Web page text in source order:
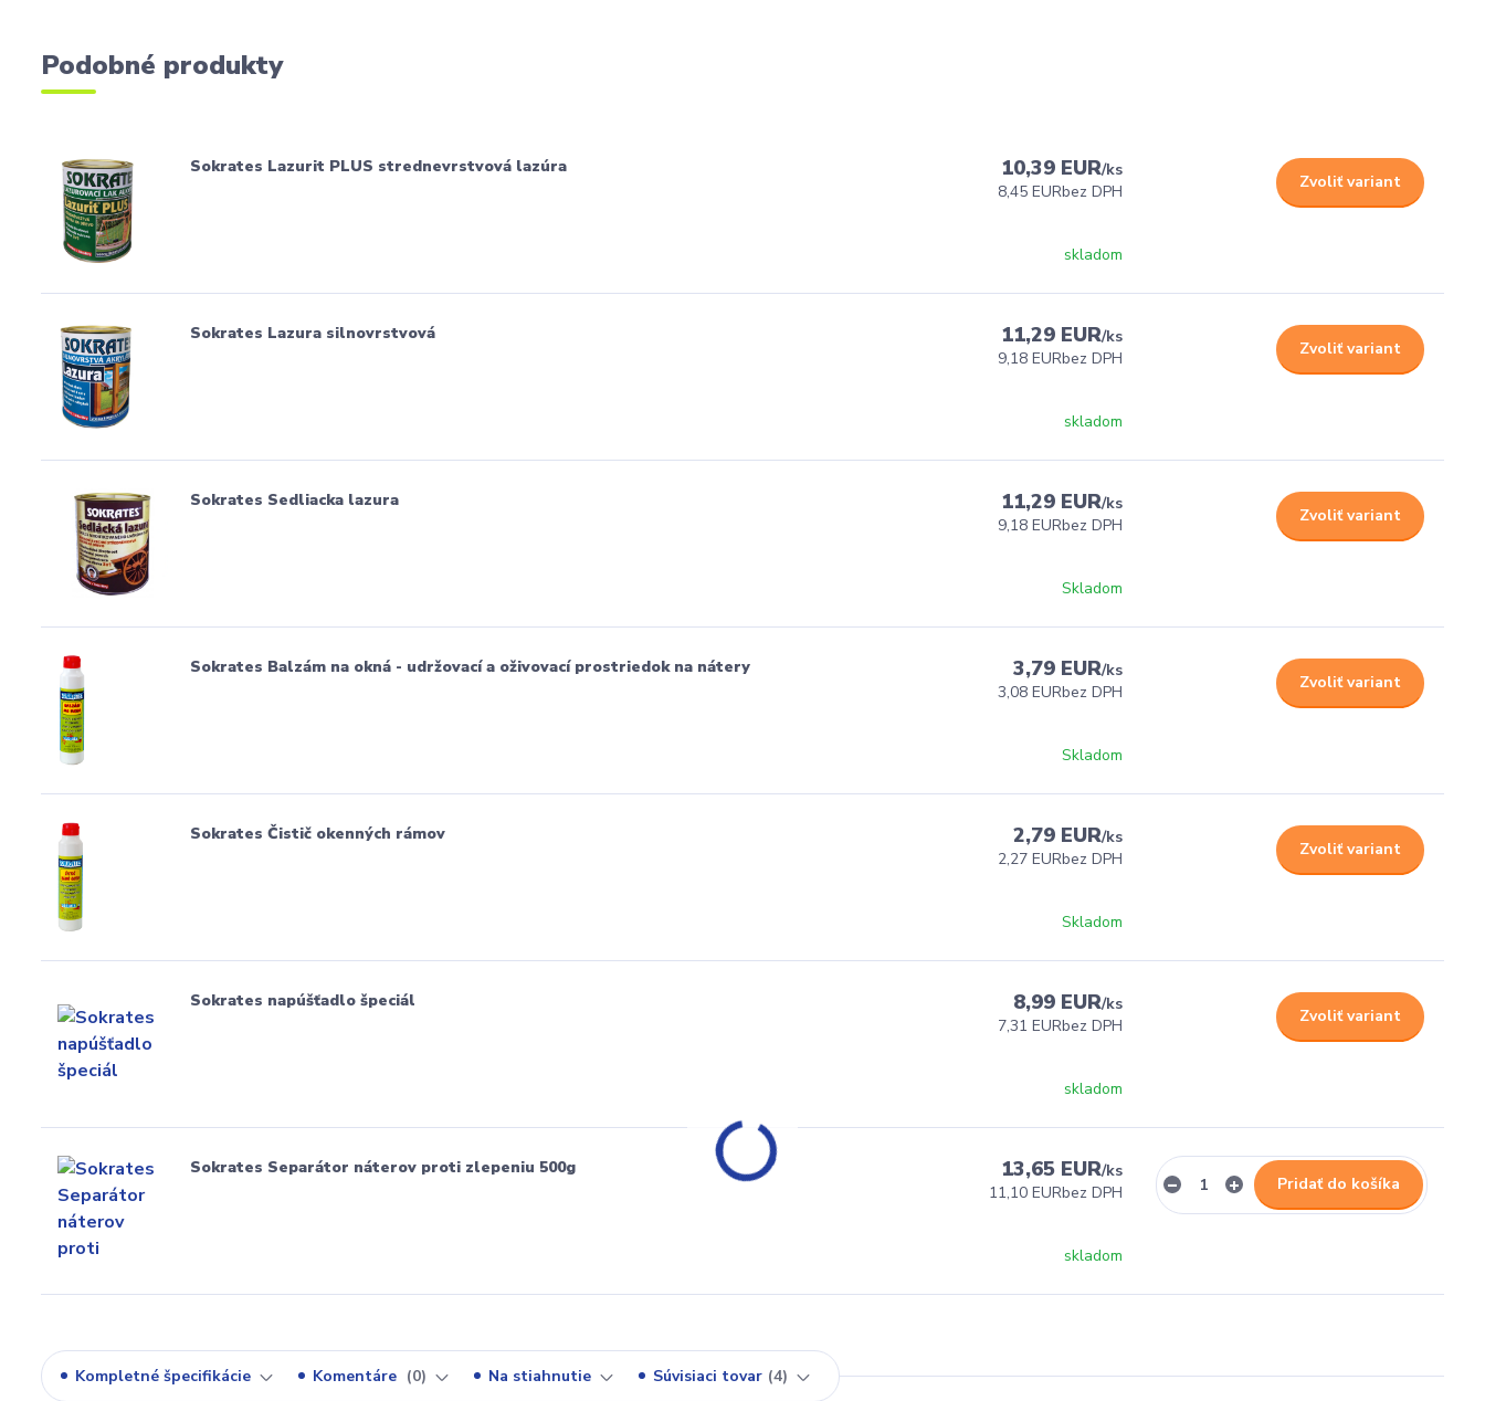
Podobné produkty
Sokrates Lazurit PLUS strednevrstvová lazúra 10,39 EUR/ks
8,45 EURbez DPH
skladom
Zvoliť variant
Sokrates Lazura silnovrstvová 11,29 EUR/ks
9,18 EURbez DPH
skladom
Zvoliť variant
Sokrates Sedliacka lazura 11,29 EUR/ks
9,18 EURbez DPH
Skladom
Zvoliť variant
Sokrates Balzám na okná - udržovací a oživovací prostriedok na nátery 3,79 EUR/ks
3,08 EURbez DPH
Skladom
Zvoliť variant
Sokrates Čistič okenných rámov 2,79 EUR/ks
2,27 EURbez DPH
Skladom
Zvoliť variant
Sokrates napúšťadlo špeciál 8,99 EUR/ks
7,31 EURbez DPH
skladom
Zvoliť variant
Sokrates Separátor náterov proti zlepeniu 500g 13,65 EUR/ks
11,10 EURbez DPH
skladom
Pridať do košíka
Kompletné špecifikácie Komentáre 0 Na stiahnutie Súvisiaci tovar 4